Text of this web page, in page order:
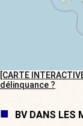
[CARTE
délinquance ?
BV DANS LES